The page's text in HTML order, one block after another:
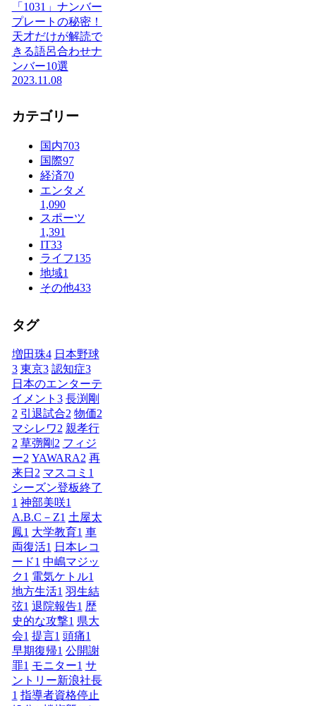
「1031」ナンバー
プレートの秘密！
天才だけが解読で
きる語呂合わせナ
ンバー10選
2023.11.08
カテゴリー
国内703
国際97
経済70
エンタメ
1,090
スポーツ
1,391
IT33
ライフ135
地域1
その他433
タグ
増田珠4 日本野球
3 東京3 認知症3
日本のエンターテ
イメント 3 長渕剛
2 引退試合2 物価2
マシレワ2 親孝行
2 草彅剛2 フィジ
ー2 YAWARA2 再
来日 2 マスコミ 1
シーズン登板終了
1 神部美咲1
A.B.C－Z1 土屋太
鳳1 大学教育1 車
両復活1 日本レコ
ード1 中嶋マジッ
ク1 電気ケトル1
地方生活1 羽生結
弦1 退院報告1 歴
史的な攻撃1 県大
会1 提言1 頭痛1
早期復帰1 公開謝
罪1 モニター1 サ
ントリー新浪社長
1 指導者資格停止